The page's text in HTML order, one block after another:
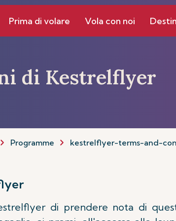
Prima di volare Vola con noi
di Kestrelflyer
Programme kestrelflyer-terms-and-
di prendere nota di